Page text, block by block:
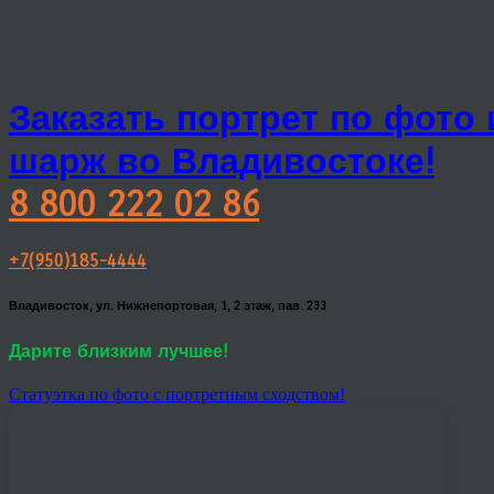
Заказать портрет по фото
шарж во Владивостоке!
8 800 222 02 86
+7(950)185-4444
Владивосток, ул. Нижнепортовая, 1, 2 этаж, пав. 233
Дарите близким лучшее!
Статуэтка по фото с портретным сходством!